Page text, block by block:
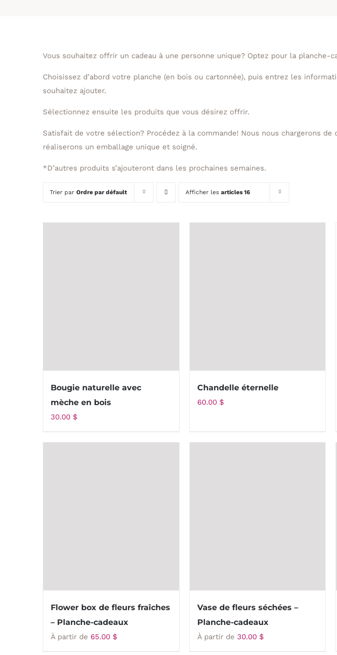
Vous souhaitez offrir un cadeau à une personne unique? Optez pour la planche-
Choisissez d’abord votre planche (en bois ou cartonnée), puis entrez les
souhaitez ajouter.
Sélectionnez ensuite les produits que vous désirez offrir.
Satisfait de votre sélection? Procédez à la commande! Nous nous chargerons
réaliserons un emballage unique et soigné.
*D’autres produits s’ajouteront dans les prochaines semaines.
Trier par Ordre par défault Afficher les articles 16
Bougie naturelle avec
mèche en bois
30.00 $
Chandelle éternelle
60.00 $
Flower box de fleurs fraîches
– Planche-cadeaux
À partir de 65.00 $
Vase de fleurs séchées –
Planche-cadeaux
À partir de 30.00 $